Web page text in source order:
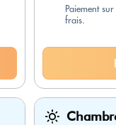
Paiement
frais.